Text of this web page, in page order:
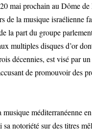
mai prochain au Dôme de
de la musique israélienne
la part du groupe
multiples disques d’or
décennies, est visé par
de promouvoir des
méditerranéenne
notoriété sur des titres